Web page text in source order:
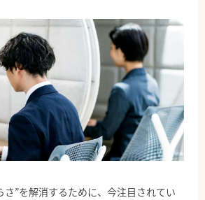
さ”を解消するために、今注目されてい